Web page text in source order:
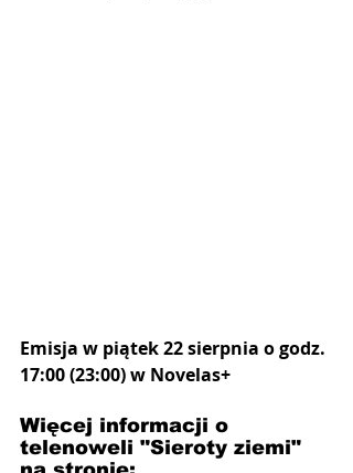
Emisja w piątek 22 sierpnia o godz.
17:00 (23:00) w Novelas+
Więcej informacji o
telenoweli "Sieroty ziemi"